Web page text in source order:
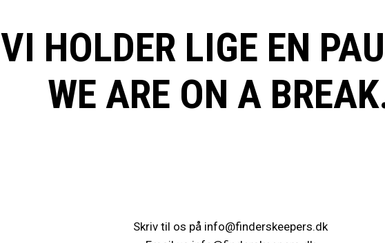
VI HOLDER LIGE EN
WE ARE ON A
Skriv til os på info@finderskeepers.dk